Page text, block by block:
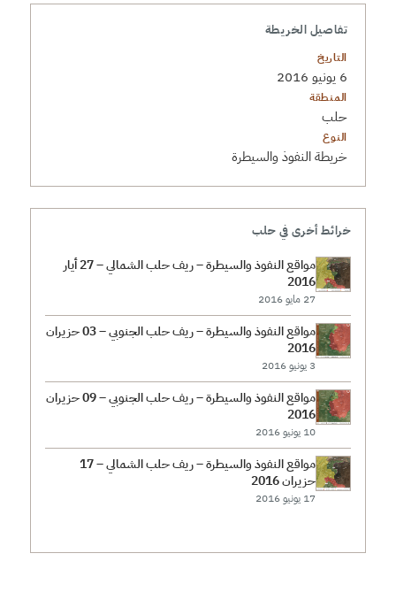
تفاصيل الخريطة
التاريخ
6 يونيو 2016
المنطقة
حلب
النوع
خريطة النفوذ والسيطرة
خرائط أخرى في حلب
مواقع النفوذ والسيطرة – ريف حلب الشمالي – 27 أيار
2016
27 مايو 2016
مواقع النفوذ والسيطرة – ريف حلب الجنوبي – 03 حزيران
2016
3 يونيو 2016
مواقع النفوذ والسيطرة – ريف حلب الجنوبي – 09 حزيران
2016
10 يونيو 2016
مواقع النفوذ والسيطرة – ريف حلب الشمالي – 17
حزيران 2016
17 يونيو 2016